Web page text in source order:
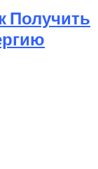
Получить